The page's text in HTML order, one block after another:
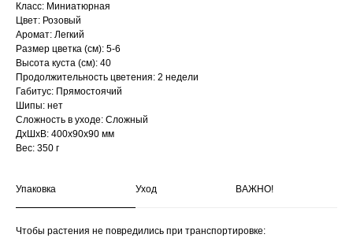
Класс: Миниатюрная
Цвет: Розовый
Аромат: Легкий
Размер цветка (см): 5-6
Высота куста (см): 40
Продолжительность цветения: 2 недели
Габитус: Прямостоячий
Шипы: нет
Сложность в уходе: Сложный
ДxШxВ: 400x90x90 мм
Вес: 350 г
Упаковка Уход ВАЖНО!
Чтобы растения не повредились при транспортировке: